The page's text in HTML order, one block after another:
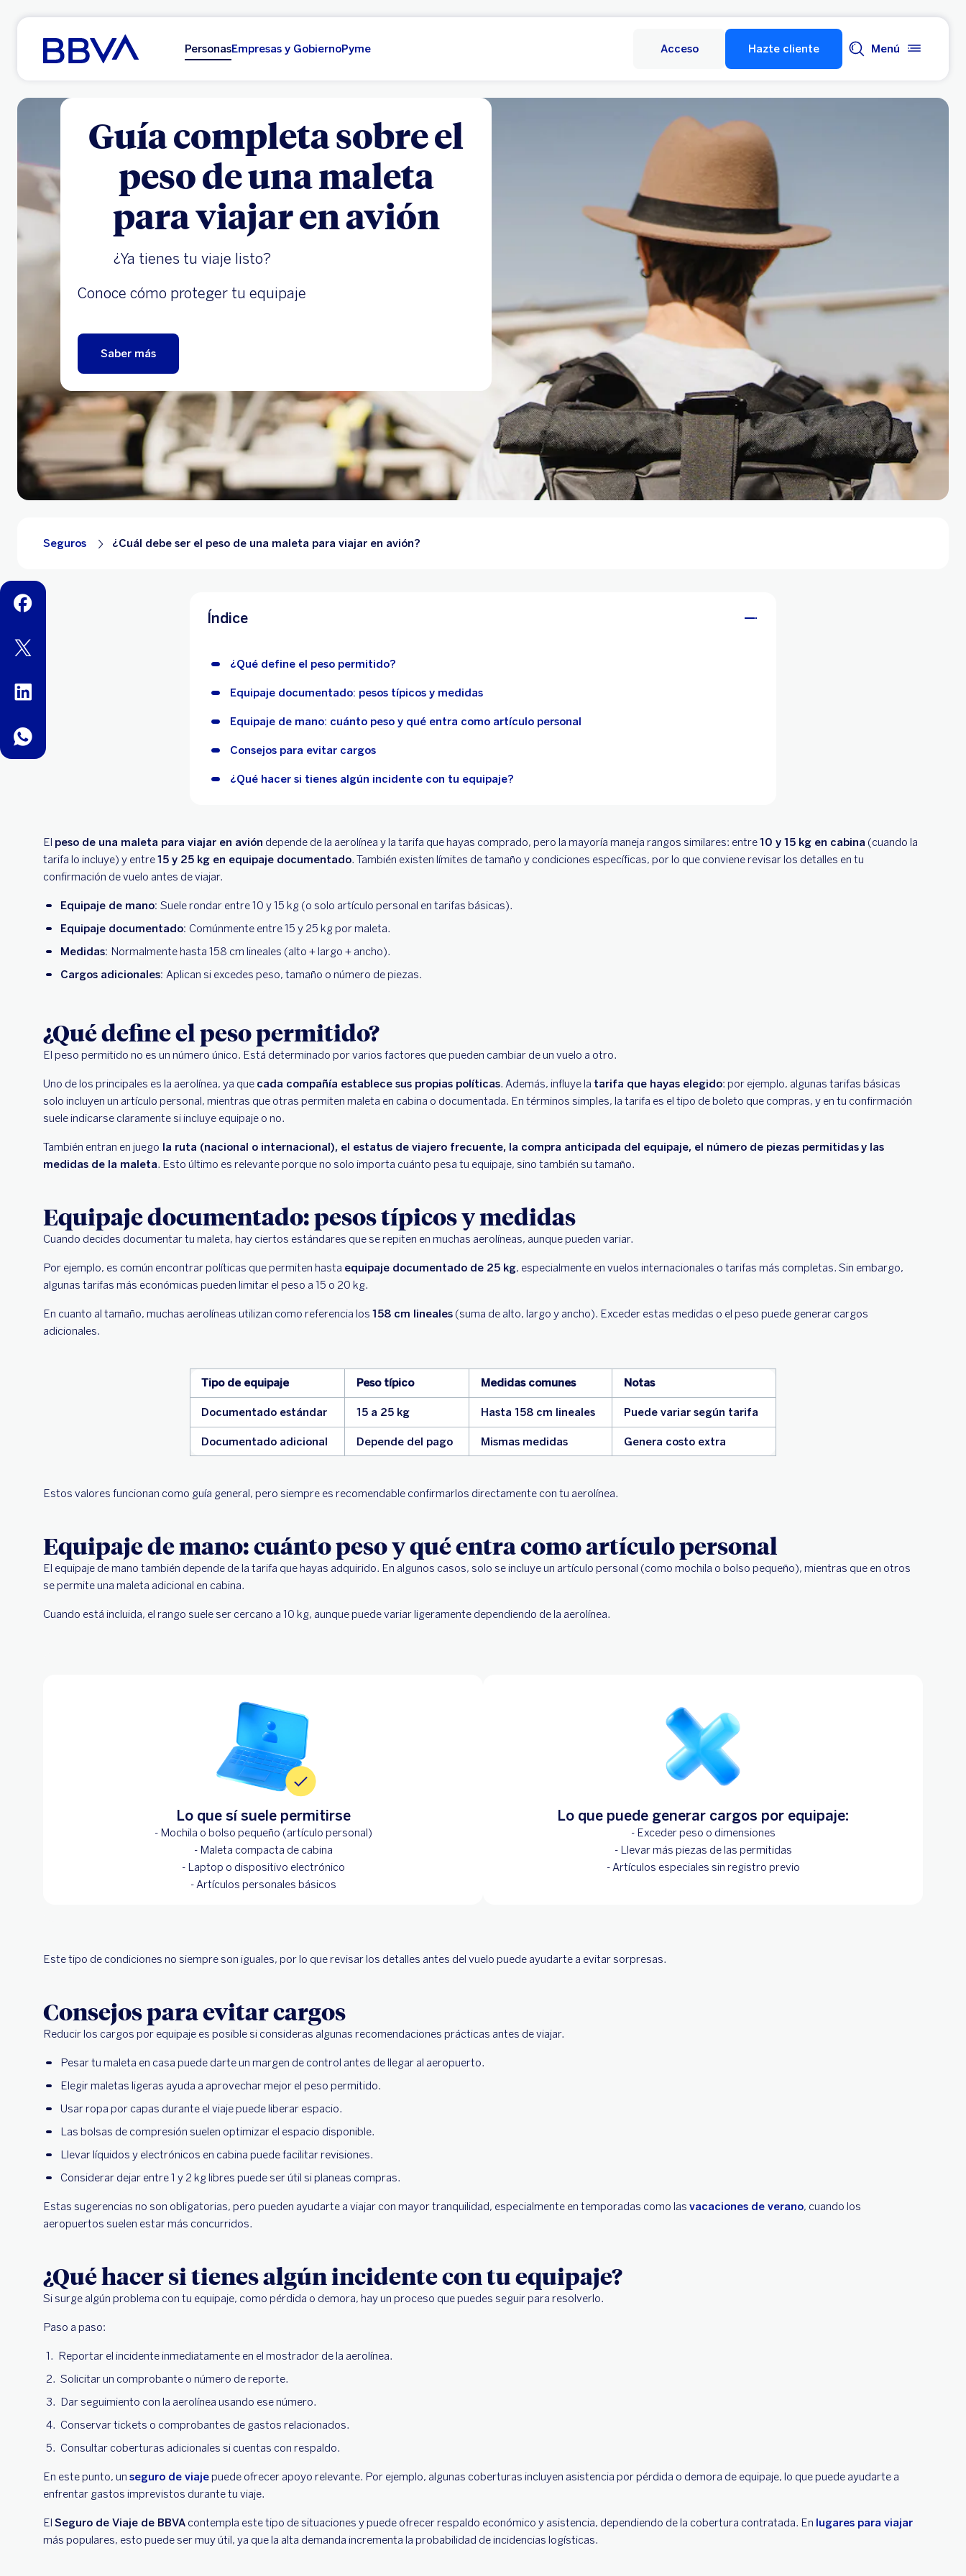
Ir al contenido principal
PersonasEmpresas y GobiernoPyme Acceso Hazte cliente Menú
Guía completa sobre el
peso de una maleta
para viajar en avión
¿Ya tienes tu viaje listo?
Conoce cómo proteger tu equipaje
Saber más
facebook
twitter
linkedin
whatsapp
Seguros ¿Cuál debe ser el peso de una maleta para viajar en avión?
Índice
¿Qué define el peso permitido?
Equipaje documentado: pesos típicos y medidas
Equipaje de mano: cuánto peso y qué entra como artículo personal
Consejos para evitar cargos
¿Qué hacer si tienes algún incidente con tu equipaje?
El peso de una maleta para viajar en avión depende de la aerolínea y la tarifa que hayas comprado, pero la mayoría maneja rangos similares: entre10 y 15 kg en cabina (cuando la
tarifa lo incluye) y entre15 y 25 kg en equipaje documentado. También existen límites de tamaño y condiciones específicas, por lo que conviene revisar los detalles en tu
confirmación de vuelo antes de viajar.
Equipaje de mano: Suele rondar entre 10 y 15 kg (o solo artículo personal en tarifas básicas).
Equipaje documentado: Comúnmente entre 15 y 25 kg por maleta.
Medidas: Normalmente hasta 158 cm lineales (alto + largo + ancho).
Cargos adicionales: Aplican si excedes peso, tamaño o número de piezas.
¿Qué define el peso permitido?
El peso permitido no es un número único. Está determinado por varios factores que pueden cambiar de un vuelo a otro.
Uno de los principales es la aerolínea, ya que cada compañía establece sus propias políticas. Además, influye la tarifa que hayas elegido: por ejemplo, algunas tarifas básicas
solo incluyen un artículo personal, mientras que otras permiten maleta en cabina o documentada. En términos simples, la tarifa es el tipo de boleto que compras, y en tu confirmación
suele indicarse claramente si incluye equipaje o no.
También entran en juego la ruta (nacional o internacional), el estatus de viajero frecuente, la compra anticipada del equipaje, el número de piezas permitidasy las
medidas de la maleta. Esto último es relevante porque no solo importa cuánto pesa tu equipaje, sino también su tamaño.
Equipaje documentado: pesos típicos y medidas
Cuando decides documentar tu maleta, hay ciertos estándares que se repiten en muchas aerolíneas, aunque pueden variar.
Por ejemplo, es común encontrar políticas que permiten hasta equipaje documentado de 25 kg, especialmente en vuelos internacionales o tarifas más completas. Sin embargo,
algunas tarifas más económicas pueden limitar el peso a 15 o 20 kg.
En cuanto al tamaño, muchas aerolíneas utilizan como referencia los 158 cm lineales (suma de alto, largo y ancho). Exceder estas medidas o el peso puede generar cargos
adicionales.
Tipo de equipaje Peso típico Medidas comunes Notas
Documentado estándar 15 a 25 kg Hasta 158 cm lineales Puede variar según tarifa
Documentado adicional Depende del pago Mismas medidas Genera costo extra
Estos valores funcionan como guía general, pero siempre es recomendable confirmarlos directamente con tu aerolínea.
Equipaje de mano: cuánto peso y qué entra como artículo personal
El equipaje de mano también depende de la tarifa que hayas adquirido. En algunos casos, solo se incluye un artículo personal (como mochila o bolso pequeño), mientras que en otros
se permite una maleta adicional en cabina.
Cuando está incluida, el rango suele ser cercano a 10 kg, aunque puede variar ligeramente dependiendo de la aerolínea.
Lo que sí suele permitirse
- Mochila o bolso pequeño (artículo personal)
- Maleta compacta de cabina
- Laptop o dispositivo electrónico
- Artículos personales básicos
Lo que puede generar cargos por equipaje:
- Exceder peso o dimensiones
- Llevar más piezas de las permitidas
- Artículos especiales sin registro previo
Este tipo de condiciones no siempre son iguales, por lo que revisar los detalles antes del vuelo puede ayudarte a evitar sorpresas.
Consejos para evitar cargos
Reducir los cargos por equipaje es posible si consideras algunas recomendaciones prácticas antes de viajar.
Pesar tu maleta en casa puede darte un margen de control antes de llegar al aeropuerto.
Elegir maletas ligeras ayuda a aprovechar mejor el peso permitido.
Usar ropa por capas durante el viaje puede liberar espacio.
Las bolsas de compresión suelen optimizar el espacio disponible.
Llevar líquidos y electrónicos en cabina puede facilitar revisiones.
Considerar dejar entre 1 y 2 kg libres puede ser útil si planeas compras.
Estas sugerencias no son obligatorias, pero pueden ayudarte a viajar con mayor tranquilidad, especialmente en temporadas como las vacaciones de verano, cuando los
aeropuertos suelen estar más concurridos.
¿Qué hacer si tienes algún incidente con tu equipaje?
Si surge algún problema con tu equipaje, como pérdida o demora, hay un proceso que puedes seguir para resolverlo.
Paso a paso:
Reportar el incidente inmediatamente en el mostrador de la aerolínea.
Solicitar un comprobante o número de reporte.
Dar seguimiento con la aerolínea usando ese número.
Conservar tickets o comprobantes de gastos relacionados.
Consultar coberturas adicionales si cuentas con respaldo.
En este punto, un seguro de viajepuede ofrecer apoyo relevante. Por ejemplo, algunas coberturas incluyen asistencia por pérdida o demora de equipaje, lo que puede ayudarte a
enfrentar gastos imprevistos durante tu viaje.
El Seguro de Viaje de BBVA contempla este tipo de situaciones y puede ofrecer respaldo económico y asistencia, dependiendo de la cobertura contratada. En lugares para viajar
más populares, esto puede ser muy útil, ya que la alta demanda incrementa la probabilidad de incidencias logísticas.